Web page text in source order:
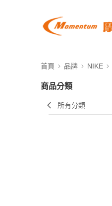
首頁 品牌 NIKE
商品分類
所有分類